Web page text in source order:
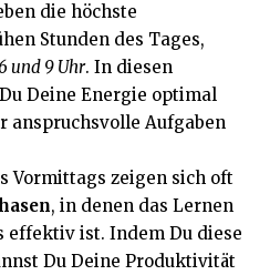
die höchste
Stunden des Tages,
und 9 Uhr. In diesen
Deine Energie optimal
anspruchsvolle Aufgaben
Vormittags zeigen sich oft
, in denen das Lernen
effektiv ist. Indem Du diese
Du Deine Produktivität